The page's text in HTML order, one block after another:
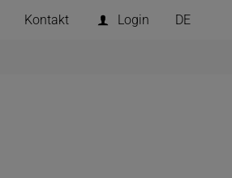
Kontakt Login DE